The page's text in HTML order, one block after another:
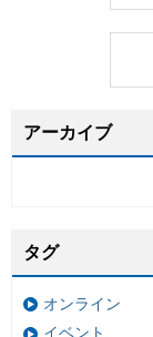
アーカイブ
タグ
オンライン
イベント